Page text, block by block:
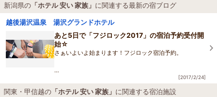
新潟県の 「ホテル 安い 家族」 に関連する最新の宿ブログ
越後湯沢温泉 湯沢グランドホテル
あと5日で「フジロック2017」の宿泊予約受付開
始☆
さぁいよいよ始まります！フジロック宿泊予約。
では、毎年3月1日からフジロック期
間の予約受付を開始致します。
[2017/2/24]
関東・甲信越の 「ホテル 安い 家族」 に関連する宿泊施設